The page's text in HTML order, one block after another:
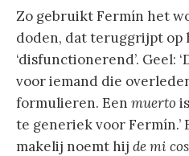
Zo gebruikt Fermín het
doden, dat teruggrijpt op
‘disfunctionerend’. Geel:
voor iemand die
formulieren. Een muerto
te generiek voor Fermín.’
makelij noemt hij de mi